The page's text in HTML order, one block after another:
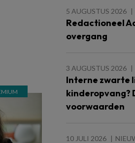
5 AUGUSTUS 2026
Redactioneel
overgang
3 AUGUSTUS 2026
Interne zwarte
kinderopvang?
voorwaarden
10 JULI 2026